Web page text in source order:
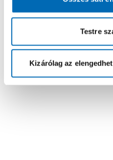
Testre
Kizárólag az